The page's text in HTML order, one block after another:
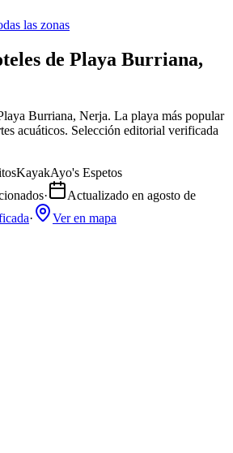
las zonas
de Playa Burriana,
Burriana, Nerja. La playa más popular
acuáticos. Selección editorial verificada
KayakAyo's Espetos
· Actualizado en agosto de
· Ver en mapa